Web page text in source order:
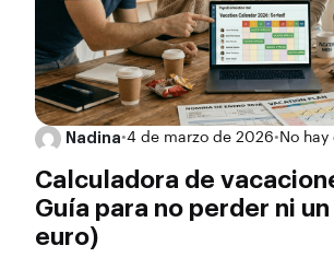
Nadina•4 de marzo de 2026• No
Calculadora de
Guía para no perder ni
euro)